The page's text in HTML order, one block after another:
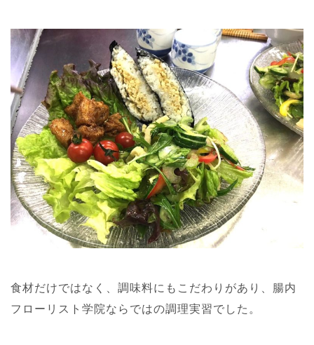
食材だけではなく、調味料にもこだわりがあり、腸内
フローリスト学院ならではの調理実習でした。